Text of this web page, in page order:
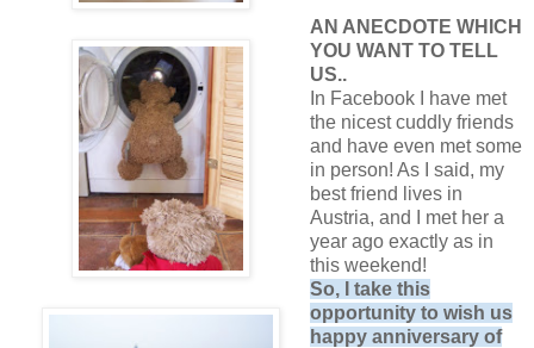
AN ANECDOTE WHICH
YOU WANT TO TELL
US..
In Facebook I have met
the nicest cuddly friends
and have even met some
in person! As I said, my
best friend lives in
Austria, and I met her a
year ago exactly as in
this weekend!
So, I take this
opportunity to wish us
happy anniversary of